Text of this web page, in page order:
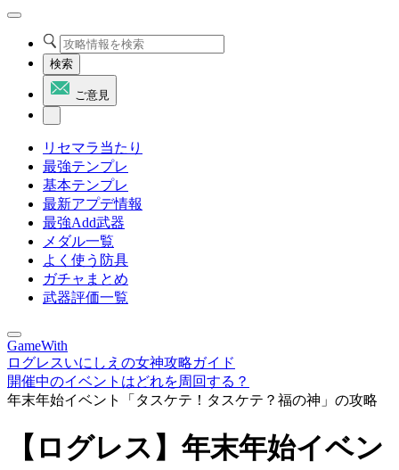
検索
ご意見
リセマラ当たり
最強テンプレ
基本テンプレ
最新アプデ情報
最強Add武器
メダル一覧
よく使う防具
ガチャまとめ
武器評価一覧
GameWith
ログレスいにしえの女神攻略ガイド
開催中のイベントはどれを周回する？
年末年始イベント「タスケテ！タスケテ？福の神」の攻略
【ログレス】年末年始イベン